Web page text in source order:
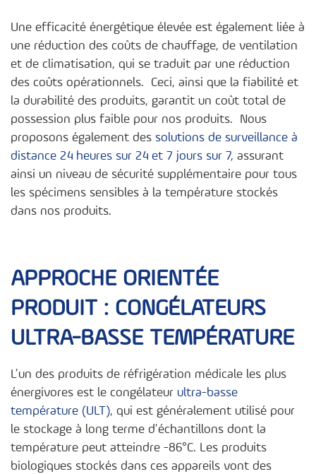
Une efficacité énergétique élevée est également liée à
une réduction des coûts de chauffage, de ventilation
et de climatisation, qui se traduit par une réduction
des coûts opérationnels. Ceci, ainsi que la fiabilité et
la durabilité des produits, garantit un coût total de
possession plus faible pour nos produits. Nous
proposons également des solutions de surveillance à
distance 24 heures sur 24 et 7 jours sur 7, assurant
ainsi un niveau de sécurité supplémentaire pour tous
les spécimens sensibles à la température stockés
dans nos produits.
APPROCHE ORIENTÉE
PRODUIT : CONGÉLATEURS
ULTRA-BASSE TEMPÉRATURE
L’un des produits de réfrigération médicale les plus
énergivores est le congélateur ultra-basse
température (ULT), qui est généralement utilisé pour
le stockage à long terme d’échantillons dont la
température peut atteindre -86°C. Les produits
biologiques stockés dans ces appareils vont des